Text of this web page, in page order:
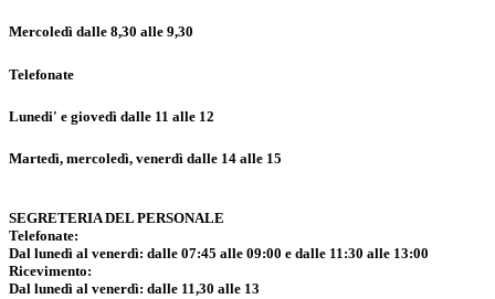
Mercoledì dalle 8,30 alle 9,30
Telefonate
Lunedi' e giovedì dalle 11 alle 12
Martedì, mercoledì, venerdì dalle 14 alle 15
SEGRETERIA DEL PERSONALE
Telefonate:
Dal lunedì al venerdì: dalle 07:45 alle 09:00 e dalle 11:30 alle 13:00
Ricevimento:
Dal lunedì al venerdì: dalle 11,30 alle 13